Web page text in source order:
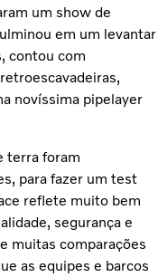
um show de
em um levantar
contou com
novíssima pipelayer
terra foram
para fazer um test
reflete muito bem
segurança e
muitas comparações
as equipes e barcos